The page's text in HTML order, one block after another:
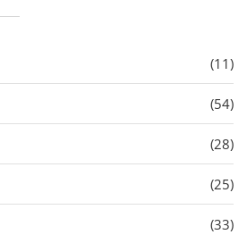
(11)
(54)
(28)
(25)
(33)